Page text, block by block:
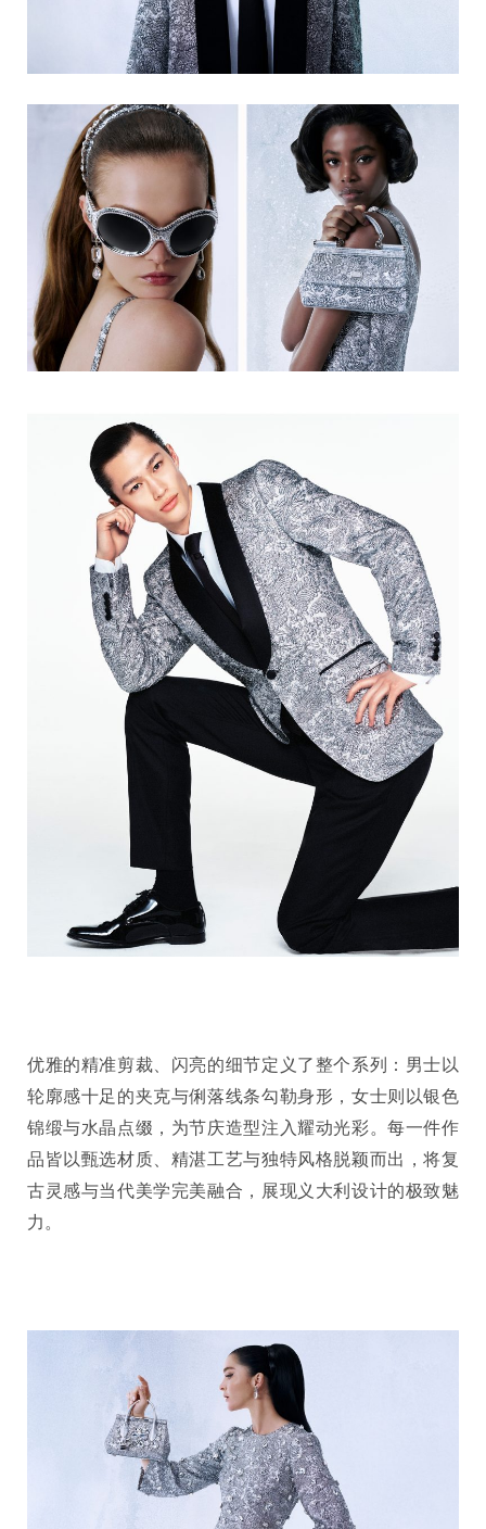
优雅的精准剪裁、闪亮的细节定义了整个系列：男士以
轮廓感十足的夹克与俐落线条勾勒身形，女士则以银色
锦缎与水晶点缀，为节庆造型注入耀动光彩。每一件作
品皆以甄选材质、精湛工艺与独特风格脱颖而出，将复
古灵感与当代美学完美融合，展现义大利设计的极致魅
力。